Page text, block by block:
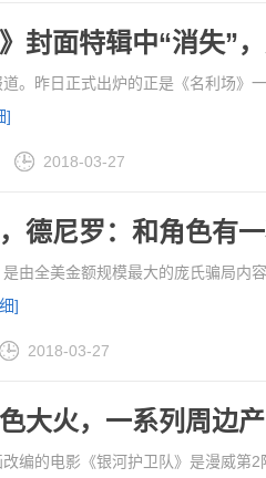
封面特辑中“消失”
。昨日正式出炉的正是《名利场》
]
2018-03-27
德尼罗：和角色有
由全美金额规模最大的庞氏骗局内
]
2018-03-27
大火，一系列周边
编的电影《银河护卫队》是漫威第